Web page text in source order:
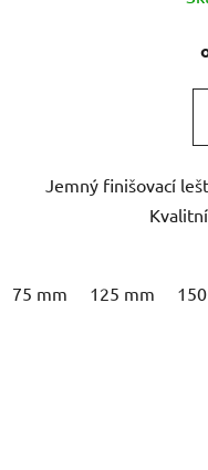
Jemný finišovací
75 mm 125 mm